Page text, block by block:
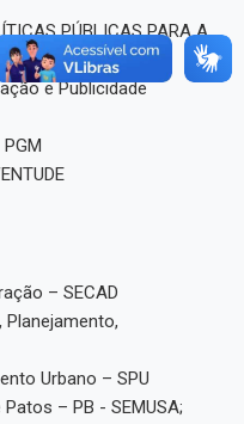
PÚBLICAS PARA A
e Publicidade
– SECAD
Planejamento,
Urbano – SPU
– PB - SEMUSA;